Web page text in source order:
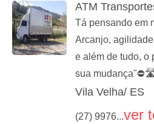
ATM
Tá pensando em
Arcanjo,
e além de tudo, o
sua
Vila Velha/ ES
(27) 9976...ver